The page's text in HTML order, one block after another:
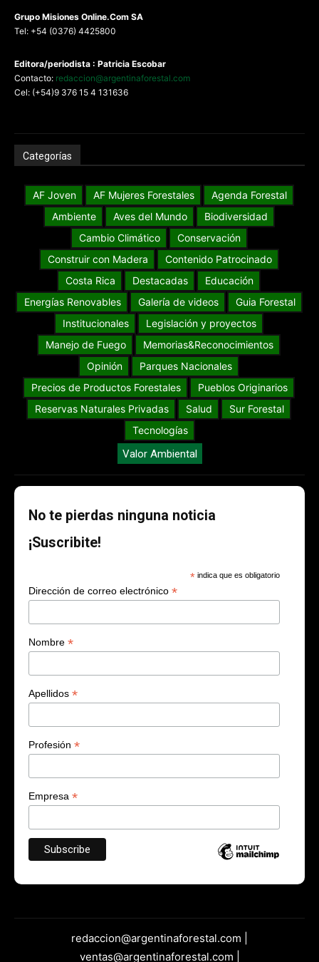
Grupo Misiones Online.Com SA
Tel: +54 (0376) 4425800
Editora/periodista : Patricia Escobar
Contacto: redaccion@argentinaforestal.com
Cel: (+54)9 376 15 4 131636
Categorías
AF Joven AF Mujeres Forestales
Agenda Forestal
Ambiente
Aves del Mundo
Biodiversidad
Cambio Climático
Conservación
Construir con Madera
Contenido Patrocinado
Costa Rica
Destacadas
Educación
Energías Renovables
Galería de videos
Guia Forestal
Institucionales
Legislación y proyectos
Manejo de Fuego
Memorias&Reconocimientos
Opinión
Parques Nacionales
Precios de Productos Forestales
Pueblos Originarios
Reservas Naturales Privadas
Salud
Sur Forestal
Tecnologías
Valor Ambiental
No te pierdas ninguna noticia
¡Suscribite!
* indica que es obligatorio
Dirección de correo electrónico *
Nombre *
Apellidos *
Profesión *
Empresa *
redaccion@argentinaforestal.com |
ventas@argentinaforestal.com |